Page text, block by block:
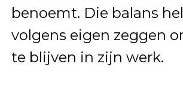
benoemt. Die balans
volgens eigen zeggen
te blijven in zijn werk.